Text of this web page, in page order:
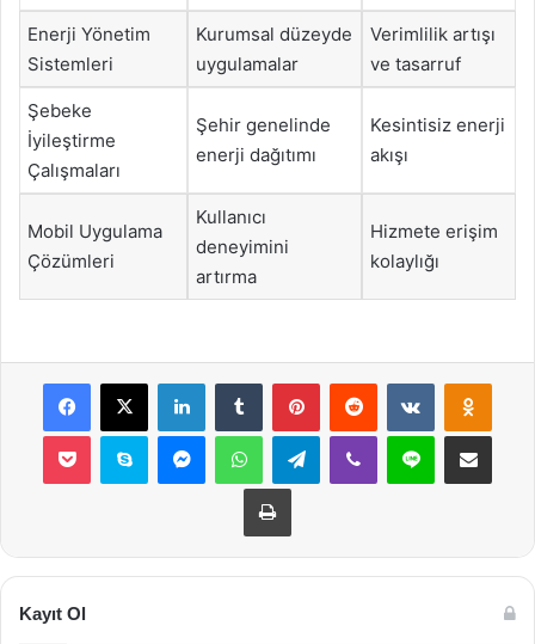
Enerji Yönetim
Sistemleri
Kurumsal düzeyde
uygulamalar
Verimlilik artışı
ve tasarruf
Şebeke
İyileştirme
Çalışmaları
Şehir genelinde
enerji dağıtımı
Kesintisiz enerji
akışı
Mobil Uygulama
Çözümleri
Kullanıcı
deneyimini
artırma
Hizmete erişim
kolaylığı
Facebook
X LinkedInTumblr PinterestReddit VKontakte
Pocket Skype MessengerWhatsAppTelegramViber Line E-Posta ile
Yazdır
Kayıt Ol